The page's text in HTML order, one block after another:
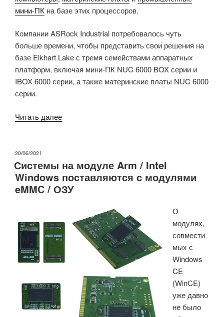
мини-ПК на базе этих процессоров.
Компании ASRock Industrial потребовалось чуть
больше времени, чтобы представить свои решения на
базе Elkhart Lake с тремя семействами аппаратных
платформ, включая мини-ПК NUC 6000 BOX серии и
IBOX 6000 серии, а также материнские платы NUC 6000
серии.
Читать далее«Компания
мини-
ПК
и
на
базе
Intel
Elkhart
ОПУБЛИКОВАНО
20/06/2021
Системы на модуле Arm / Intel
Windows поставляются с модулями
eMMC / ОЗУ
О
модулях,
совмести
мых с
Windows
CE
(WinCE)
уже давно
не было